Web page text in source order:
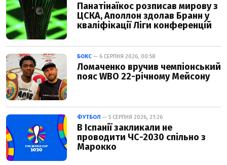
Панатінаїкос розписав мирову з
ЦСКА, Аполлон здолав Бранн у
кваліфікації Ліги конференцій
БОКС — 6 СЕРПНЯ 2026, 00:58
Ломаченко вручив чемпіонський
пояс WBO 22-річному Мейсону
ФУТБОЛ — 5 СЕРПНЯ 2026, 21:26
В Іспанії закликали не
проводити ЧС-2030 спільно з
Марокко